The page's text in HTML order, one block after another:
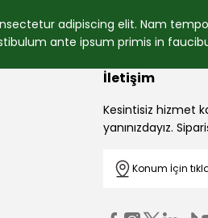
adipiscing elit. Nam
ante ipsum primis in
İletişim
Kesintisiz hizmet
yanınızdayız.
Konum İçin